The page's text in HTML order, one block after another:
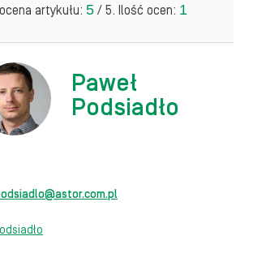
artykułu: 5/ 5. Ilość ocen: 1
Paweł
Podsiadło